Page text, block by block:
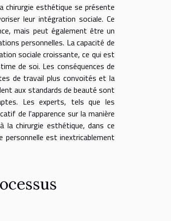
chirurgie esthétique se présente
leur intégration sociale. Ce
mais peut également être un
personnelles. La capacité de
sociale croissante, ce qui est
de soi. Les conséquences de
de travail plus convoités et la
aux standards de beauté sont
Les experts, tels que les
de l'apparence sur la manière
la chirurgie esthétique, dans ce
personnelle est inextricablement